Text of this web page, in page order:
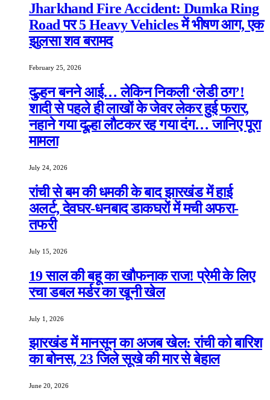
Jharkhand Fire Accident: Dumka Ring
Road पर 5 Heavy Vehicles में भीषण आग, एक
झुलसा शव बरामद
February 25, 2026
दुल्हन बनने आई… लेकिन निकली ‘लेडी ठग’!
शादी से पहले ही लाखों के जेवर लेकर हुई फरार,
नहाने गया दूल्हा लौटकर रह गया दंग… जानिए पूरा
मामला
July 24, 2026
रांची से बम की धमकी के बाद झारखंड में हाई
अलर्ट, देवघर-धनबाद डाकघरों में मची अफरा-
तफरी
July 15, 2026
19 साल की बहू का खौफनाक राज! प्रेमी के लिए
रचा डबल मर्डर का खूनी खेल
July 1, 2026
झारखंड में मानसून का अजब खेल: रांची को बारिश
का बोनस, 23 जिले सूखे की मार से बेहाल
June 20, 2026